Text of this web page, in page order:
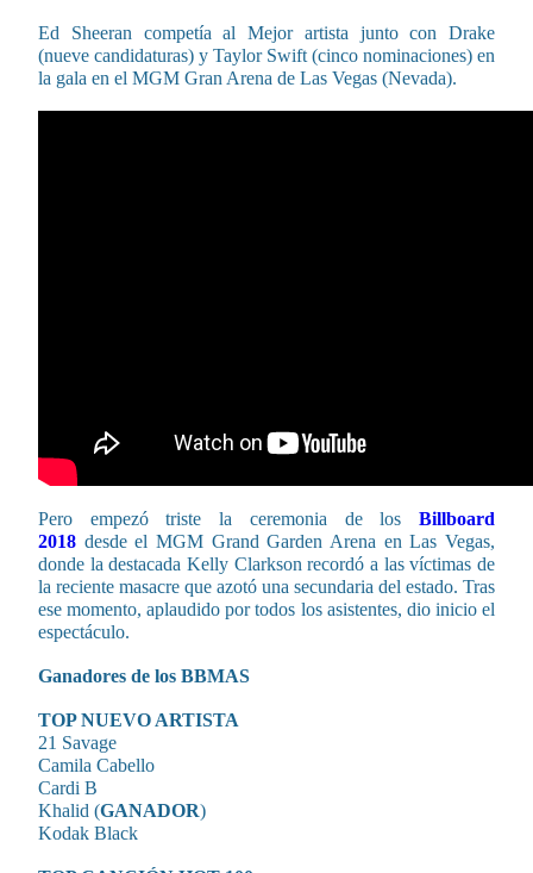
Ed Sheeran competía al Mejor artista junto con Drake
(nueve candidaturas) y Taylor Swift (cinco nominaciones) en
la gala en el MGM Gran Arena de Las Vegas (Nevada).
Pero empezó triste la ceremonia de los Billboard
2018 desde el MGM Grand Garden Arena en Las Vegas,
donde la destacada Kelly Clarkson recordó a las víctimas de
la reciente masacre que azotó una secundaria del estado. Tras
ese momento, aplaudido por todos los asistentes, dio inicio el
espectáculo.
Ganadores de los BBMAS
TOP NUEVO ARTISTA
21 Savage
Camila Cabello
Cardi B
Khalid (GANADOR)
Kodak Black